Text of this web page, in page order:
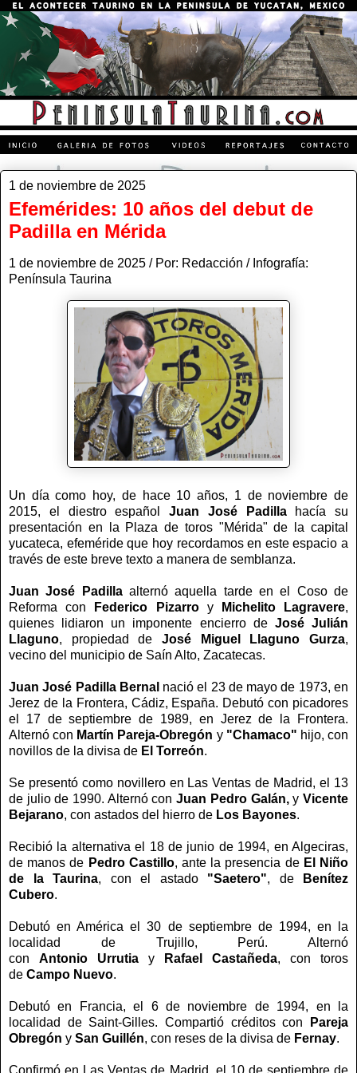
1 de noviembre de 2025
Efemérides: 10 años del debut de
Padilla en Mérida
1 de noviembre de 2025 / Por: Redacción / Infografía:
Península Taurina
Un día como hoy, de hace 10 años, 1 de noviembre de
2015, el diestro español Juan José Padillahacía su
presentación en la Plaza de toros "Mérida" de la capital
yucateca, efeméride que hoy recordamos en este espacio a
través de este breve texto a manera de semblanza.
Juan José Padillaalternó aquella tarde en el Coso de
Reforma con
Federico Pizarro y Michelito Lagravere,
quienes lidiaron un imponente encierro de José Julián
Llaguno, propiedad de José Miguel Llaguno Gurza,
vecino del municipio de Saín Alto, Zacatecas.
Juan José Padilla Bernal nació el 23 de mayo de 1973, en
Jerez de la Frontera, Cádiz, España. Debutó con picadores
el 17 de septiembre de 1989, en Jerez de la Frontera.
Alternó con Martín Pareja-Obregón y "Chamaco" hijo, con
novillos de la divisa de El Torreón.
Se presentó como novillero en Las Ventas de Madrid, el 13
de julio de 1990. Alternó conJuan Pedro Galán,yVicente
Bejarano, con astados del hierro de Los Bayones.
Recibió la alternativa el 18 de junio de 1994, en Algeciras,
de manos de Pedro Castillo, ante la presencia de El Niño
de la Taurina, con el astado "Saetero", deBenítez
Cubero.
Debutó en América el 30 de septiembre de 1994, en la
localidad de Trujillo, Perú. Alternó
con Antonio Urrutia y Rafael Castañeda, con toros
de Campo Nuevo.
Debutó en Francia, el 6 de noviembre de 1994, en la
localidad de Saint-Gilles. Compartió créditos con
Pareja
Obregón y San Guillén, con reses de la divisa de Fernay.
Confirmó en Las Ventas de Madrid, el 10 de septiembre de